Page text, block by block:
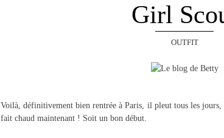
Girl
OUTFIT
Voilà, définitivement bien rentrée à Paris, il pleut tous les
fait chaud maintenant ! Soit un bon début.